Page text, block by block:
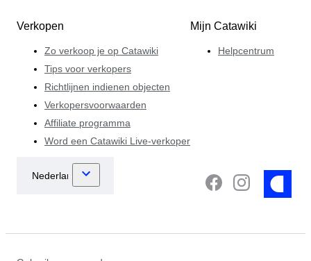
Verkopen
Zo verkoop je op Catawiki
Tips voor verkopers
Richtlijnen indienen objecten
Verkopersvoorwaarden
Affiliate programma
Word een Catawiki Live-verkoper
Mijn Catawiki
Helpcentrum